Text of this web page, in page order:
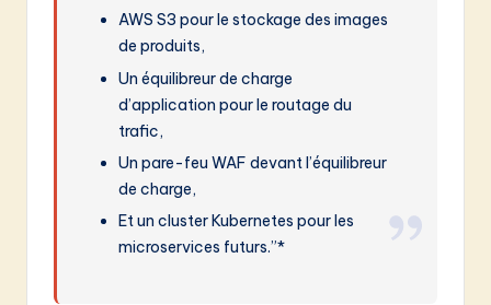
AWS S3 pour le stockage des images
de produits,
Un équilibreur de charge
d’application pour le routage du
trafic,
Un pare-feu WAF devant l’équilibreur
de charge,
Et un cluster Kubernetes pour les
microservices futurs.”*